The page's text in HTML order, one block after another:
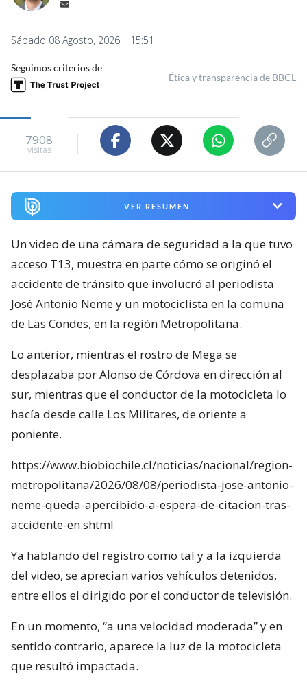
Sábado 08 Agosto, 2026 | 15:51
Seguimos criterios de
Ética y transparencia de BBCL
7908
visitas
VER RESUMEN
Un video de una cámara de seguridad a la que tuvo
acceso T13, muestra en parte cómo se originó el
accidente de tránsito que involucró al periodista
José Antonio Neme y un motociclista en la comuna
de Las Condes, en la región Metropolitana.
Lo anterior, mientras el rostro de Mega se
desplazaba por Alonso de Córdova en dirección al
sur, mientras que el conductor de la motocicleta lo
hacía desde calle Los Militares, de oriente a
poniente.
https://www.biobiochile.cl/noticias/nacional/region-
metropolitana/2026/08/08/periodista-jose-antonio-
neme-queda-apercibido-a-espera-de-citacion-tras-
accidente-en.shtml
Ya hablando del registro como tal y a la izquierda
del video, se aprecian varios vehículos detenidos,
entre ellos el dirigido por el conductor de televisión.
En un momento, “a una velocidad moderada” y en
sentido contrario, aparece la luz de la motocicleta
que resultó impactada.